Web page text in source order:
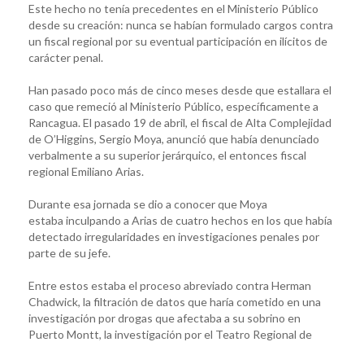
Este hecho no tenía precedentes en el Ministerio Público
desde su creación: nunca se habían formulado cargos contra
un fiscal regional por su eventual participación en ilícitos de
carácter penal.
Han pasado poco más de cinco meses desde que estallara el
caso que remeció al Ministerio Público, específicamente a
Rancagua. El pasado 19 de abril, el fiscal de Alta Complejidad
de O’Higgins, Sergio Moya, anunció que había denunciado
verbalmente a su superior jerárquico, el entonces fiscal
regional Emiliano Arias.
Durante esa jornada se dio a conocer que Moya
estaba inculpando a Arias de cuatro hechos en los que había
detectado irregularidades en investigaciones penales por
parte de su jefe.
Entre estos estaba el proceso abreviado contra Herman
Chadwick, la filtración de datos que haría cometido en una
investigación por drogas que afectaba a su sobrino en
Puerto Montt, la investigación por el Teatro Regional de